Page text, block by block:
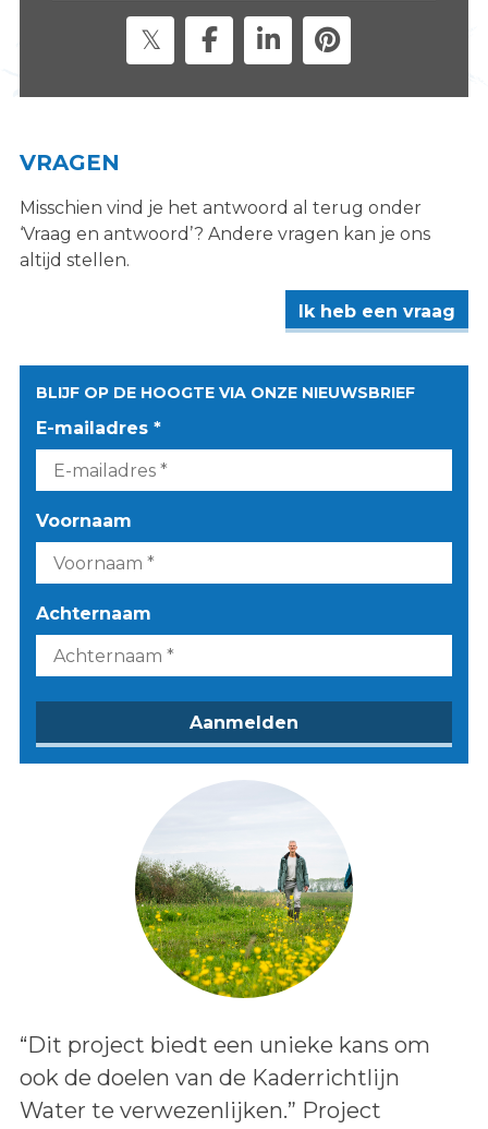
e
VRAGEN
Misschien vind je het antwoord al terug onder
‘Vraag en antwoord’? Andere vragen kan je ons
altijd stellen.
Ik heb een vraag
BLIJF OP DE HOOGTE VIA ONZE NIEUWSBRIEF
E-mailadres *
Voornaam
Achternaam
Lees het bericht:
“Dit project biedt een unieke kans om
ook de doelen van de Kaderrichtlijn
Water te verwezenlijken.” Project